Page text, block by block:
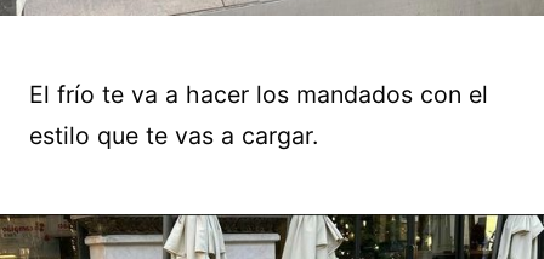
El frío te va a hacer los mandados con el
estilo que te vas a cargar.